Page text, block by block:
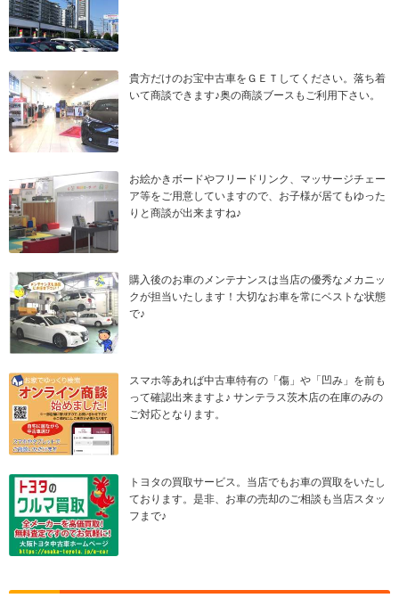
貴方だけのお宝中古車をＧＥＴしてください。落ち着
いて商談できます♪奥の商談ブースもご利用下さい。
お絵かきボードやフリードリンク、マッサージチェー
ア等をご用意していますので、お子様が居てもゆった
りと商談が出来ますね♪
購入後のお車のメンテナンスは当店の優秀なメカニッ
クが担当いたします！大切なお車を常にベストな状態
で♪
スマホ等あれば中古車特有の「傷」や「凹み」を前も
って確認出来ますよ♪ サンテラス茨木店の在庫のみの
ご対応となります。
トヨタの買取サービス。当店でもお車の買取をいたし
ております。是非、お車の売却のご相談も当店スタッ
フまで♪